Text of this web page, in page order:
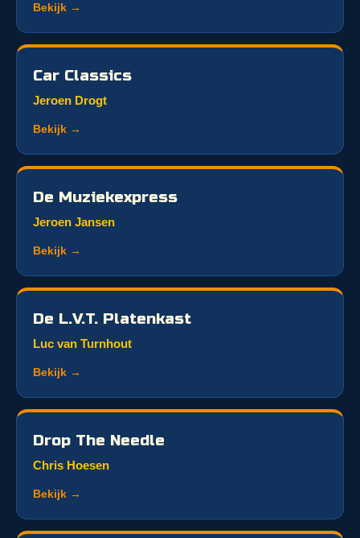
Bekijk →
Car Classics
Jeroen Drogt
Bekijk →
De Muziekexpress
Jeroen Jansen
Bekijk →
De L.V.T. Platenkast
Luc van Turnhout
Bekijk →
Drop The Needle
Chris Hoesen
Bekijk →